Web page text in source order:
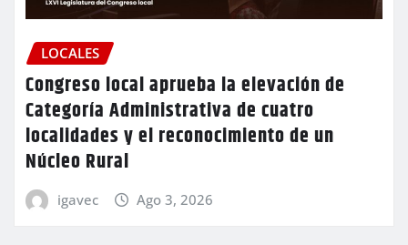
LOCALES
Congreso local aprueba la elevación de
Categoría Administrativa de cuatro
localidades y el reconocimiento de un
Núcleo Rural
igavec Ago 3, 2026